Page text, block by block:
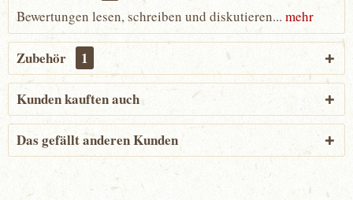
Bewertungen lesen, schreiben und diskutieren... mehr
Zubehör 1
Kunden kauften auch
Das gefällt anderen Kunden